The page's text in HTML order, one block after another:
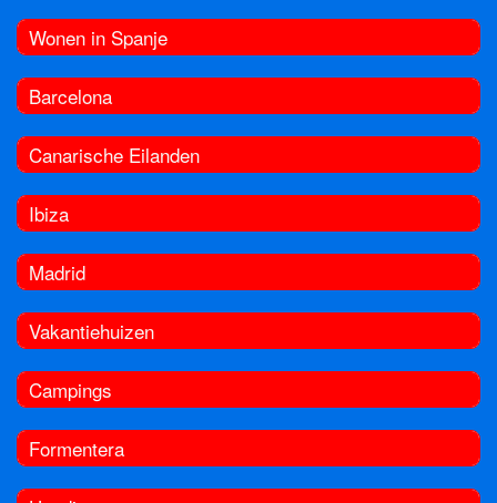
Wonen in Spanje
Barcelona
Canarische Eilanden
Ibiza
Madrid
Vakantiehuizen
Campings
Formentera